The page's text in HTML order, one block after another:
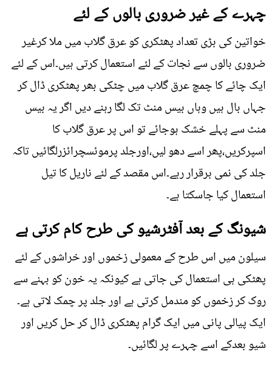
چہرے کے غیر ضروری بالوں کے لئے
خواتین کی بڑی تعداد پھٹکری کو عرق گلاب میں ملا کرغیر
ضروری بالوں سے نجات کے لئے استعمال کرتی ہیں۔اس کے لئے
ایک چائے کا چمچ عرق گلاب میں چٹکی بھر پھٹکری ڈال کر
جہاں بال ہیں وہاں بیس منٹ تک لگا رہنے دیں اگر یہ بیس
منٹ سے پہلے خشک ہوجائے تو اس پر عرق گلاب کا
اسپرکریں،پھر اسے دھو لیں،اورجلد پرموئسچرائزرلگائیں تاکہ
جلد کی نمی برقرار رہے۔اس مقصد کے لئے ناریل کا تیل
استعمال کیا جاسکتا ہے۔
شیونگ کے بعد آفٹرشیو کی طرح کام کرتی ہے
سیلون میں اس طرح کے معمولی زخموں اور خراشوں کے لئے
پھٹکی ہی استعمال کی جاتی ہے کیونکہ یہ خون کو بہنے سے
روک کر زخموں کو مندمل کرتی ہے اور جلد پر چمک لاتی ہے۔
ایک پیالی پانی میں ایک گرام پھٹکری ڈال کر حل کریں اور
شیو بعدکے اسے چہرے پر لگائیں۔